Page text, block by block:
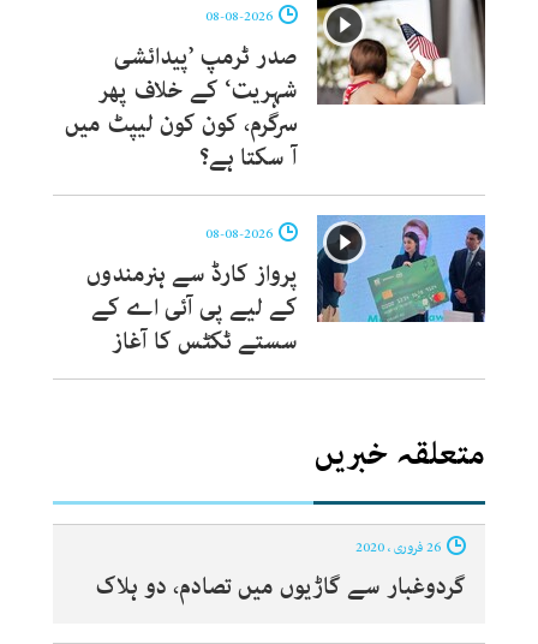
صدر ٹرمپ ’پیدائشی
شہریت‘ کے خلاف پھر
سرگرم، کون کون لیپٹ میں
آ سکتا ہے؟
پرواز کارڈ سے ہنرمندوں
کے لیے پی آئی اے کے
سستے ٹکٹس کا آغاز
متعلقہ خبریں
گردوغبار سے گاڑیوں میں تصادم، دو ہلاک